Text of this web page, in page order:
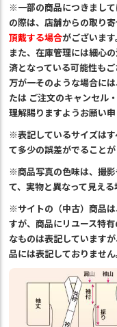
※一部の商品につきまし
の際は、店舗からの取り
頂戴する場合がございます。
また、在庫管理には細心
済となっている可能性もご
万が一そのような場合に
たは ご注文のキャンセル
理解賜りますようお願い申
※表記しているサイズは
て多少の誤差がでること
※商品写真の色味は、撮
て、実物と異なって見え
※サイトの（中古）商品
すが、商品にリユース特
なものは表記しています
品には表記しておりませ